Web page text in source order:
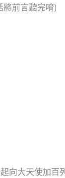
將前言聽完唷)
向大天使加百